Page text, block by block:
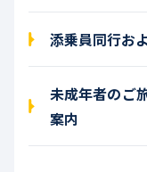
添乗員同行お
未成年者のご
案内